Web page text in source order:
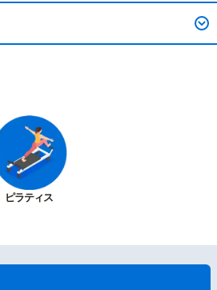
ピラティス